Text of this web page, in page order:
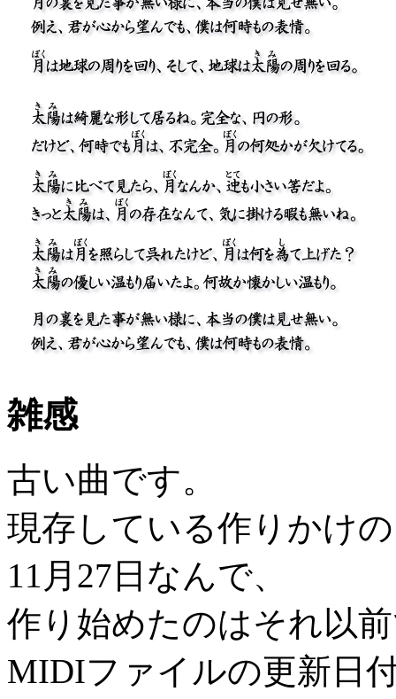
雑感
古い曲です。
現存している作りかけ
11月27日なんで、
作り始めたのはそれ以
MIDIファイルの更新日